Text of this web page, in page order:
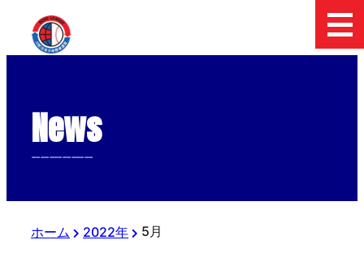
News
--------------
ホーム 2022年 5月